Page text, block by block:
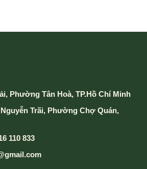
Phường Tân Hoà, TP.Hồ Chí Minh
Trãi, Phường Chợ Quán,
110 833